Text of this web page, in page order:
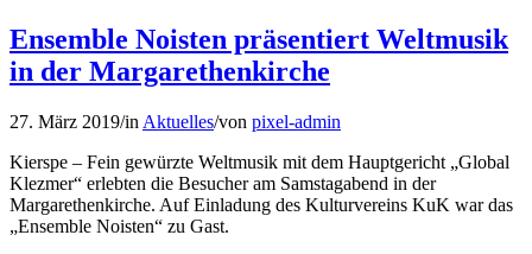
Ensemble Noisten präsentiert Weltmusik
in der Margarethenkirche
27. März 2019/in Aktuelles/von pixel-admin
Kierspe – Fein gewürzte Weltmusik mit dem Hauptgericht „Global
Klezmer“ erlebten die Besucher am Samstagabend in der
Margarethenkirche. Auf Einladung des Kulturvereins KuK war das
„Ensemble Noisten“ zu Gast.